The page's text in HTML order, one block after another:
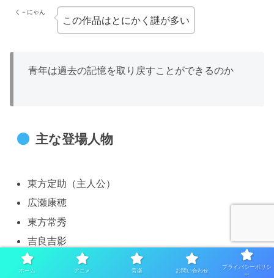
く－にゃん
この作品はとにかく謎が多い
青年は過去の記憶を取り戻すことができるのか
主な登場人物
東方定助（主人公）
広瀬康穂
東方常秀
吉良吉影
ホーム アニメ 音楽 お問い合わせ
プライバシーポリシ
ー